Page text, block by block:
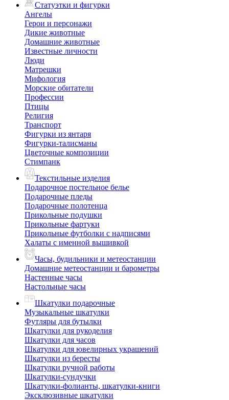
Статуэтки и фигурки
Ангелы
Герои и персонажи
Дикие животные
Домашние животные
Известные личности
Люди
Матрешки
Мифология
Морские обитатели
Профессии
Птицы
Религия
Транспорт
Фигурки из янтаря
Фигурки-талисманы
Цветочные композиции
Стимпанк
Текстильные изделия
Подарочное постельное белье
Подарочные пледы
Подарочные полотенца
Прикольные подушки
Прикольные фартуки
Прикольные футболки с надписями
Халаты с именной вышивкой
Часы, будильники и метеостанции
Домашние метеостанции и барометры
Настенные часы
Настольные часы
Шкатулки подарочные
Музыкальные шкатулки
Футляры для бутылки
Шкатулки для рукоделия
Шкатулки для часов
Шкатулки для ювелирных украшений
Шкатулки из бересты
Шкатулки ручной работы
Шкатулки-сундучки
Шкатулки-фолианты, шкатулки-книги
Эксклюзивные шкатулки